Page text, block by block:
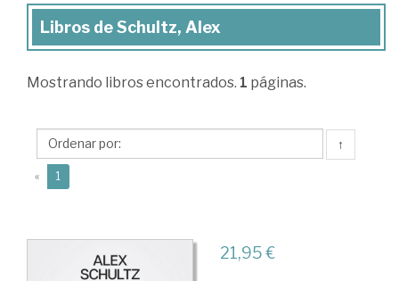
Libros
Schultz,
Libros de Schultz, Alex
Mostrando libros encontrados. 1 páginas.
↑
« 1
21,95 €